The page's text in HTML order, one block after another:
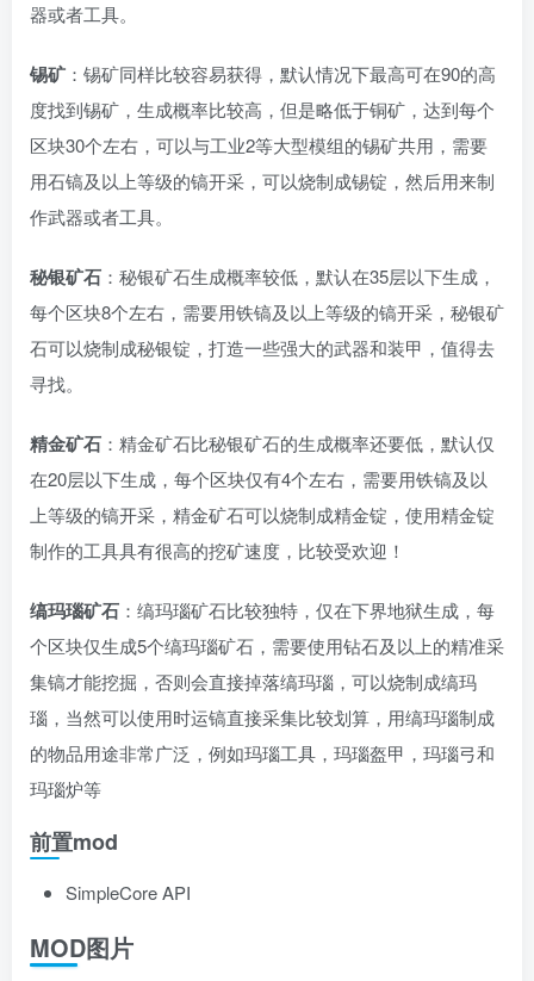
器或者工具。
锡矿 ：锡矿同样比较容易获得，默认情况下最高可在90的高
度找到锡矿，生成概率比较高，但是略低于铜矿，达到每个
区块30个左右，可以与工业2等大型模组的锡矿共用，需要
用石镐及以上等级的镐开采，可以烧制成锡锭，然后用来制
作武器或者工具。
秘银矿石 ：秘银矿石生成概率较低，默认在35层以下生成，
每个区块8个左右，需要用铁镐及以上等级的镐开采，秘银矿
石可以烧制成秘银锭，打造一些强大的武器和装甲，值得去
寻找。
精金矿石 ：精金矿石比秘银矿石的生成概率还要低，默认仅
在20层以下生成，每个区块仅有4个左右，需要用铁镐及以
上等级的镐开采，精金矿石可以烧制成精金锭，使用精金锭
制作的工具具有很高的挖矿速度，比较受欢迎！
缟玛瑙矿石 ：缟玛瑙矿石比较独特，仅在下界地狱生成，每
个区块仅生成5个缟玛瑙矿石，需要使用钻石及以上的精准采
集镐才能挖掘，否则会直接掉落缟玛瑙，可以烧制成缟玛
瑙，当然可以使用时运镐直接采集比较划算，用缟玛瑙制成
的物品用途非常广泛，例如玛瑙工具，玛瑙盔甲，玛瑙弓和
玛瑙炉等
前置mod
SimpleCore API
MOD图片